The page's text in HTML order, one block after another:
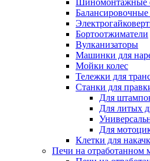
Шиномонтажные
Балансировочные
Бортоотжиматели
Вулканизаторы
Машинки для
Мойки колес
Тележки для
Станки для
Для
Для литых
Для
Клетки для
Печи на отработанном